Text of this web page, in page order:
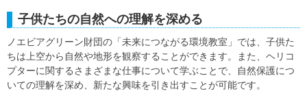
子供たちの自然への理解を深める
ノエビアグリーン財団の「未来につながる環境教室」では、子供た
ちは上空から自然や地形を観察することができます。また、ヘリコ
プターに関するさまざまな仕事について学ぶことで、自然保護につ
いての理解を深め、新たな興味を引き出すことが可能です。